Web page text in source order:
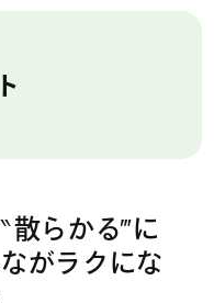
散らかる‴に
がラクにな